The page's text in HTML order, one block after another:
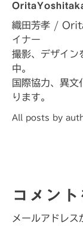
織田芳孝 /
イナー
撮影、デザイン
中。
国際協力、異文
ります。
All posts by
コメント
メールアドレス